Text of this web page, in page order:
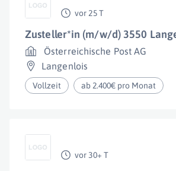
vor 25 T
Zusteller*in (m/w/d) 3550
Österreichische Post AG
Langenlois
Vollzeit ab 2.400€ pro Monat
vor 30+ T